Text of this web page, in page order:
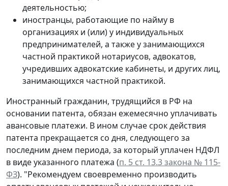
деятельностью;
иностранцы, работающие по найму в
организациях и (или) у индивидуальных
предпринимателей, а также у занимающихся
частной практикой нотариусов, адвокатов,
учредивших адвокатские кабинеты, и других лиц,
занимающихся частной практикой.
Иностранный гражданин, трудящийся в РФ на
основании патента, обязан ежемесячно уплачивать
авансовые платежи. В ином случае срок действия
патента прекращается со дня, следующего за
последним днем периода, за который уплачен НДФЛ
в виде указанного платежа (п. 5 ст. 13.3 закона № 115-
ФЗ). "Рекомендуем своевременно производить